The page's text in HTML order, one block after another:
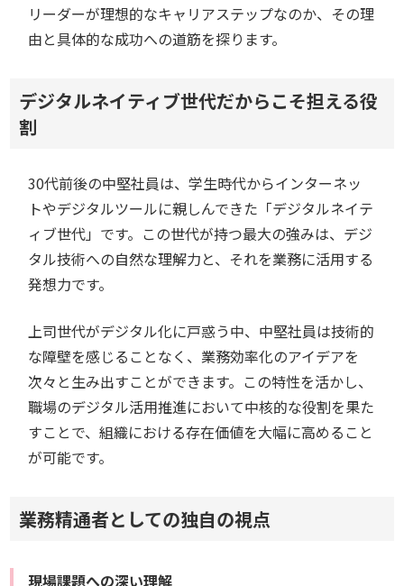
リーダーが理想的なキャリアステップなのか、その理
由と具体的な成功への道筋を探ります。
デジタルネイティブ世代だからこそ担える役
割
30代前後の中堅社員は、学生時代からインターネッ
トやデジタルツールに親しんできた「デジタルネイテ
ィブ世代」です。この世代が持つ最大の強みは、デジ
タル技術への自然な理解力と、それを業務に活用する
発想力です。
上司世代がデジタル化に戸惑う中、中堅社員は技術的
な障壁を感じることなく、業務効率化のアイデアを
次々と生み出すことができます。この特性を活かし、
職場のデジタル活用推進において中核的な役割を果た
すことで、組織における存在価値を大幅に高めること
が可能です。
業務精通者としての独自の視点
現場課題への深い理解